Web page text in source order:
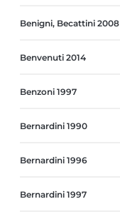
Benigni, Becattini 2008
Benvenuti 2014
Benzoni 1997
Bernardini 1990
Bernardini 1996
Bernardini 1997